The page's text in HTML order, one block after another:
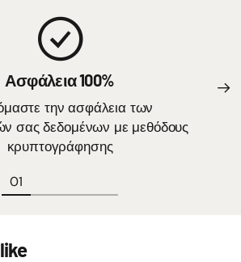
Ασφάλεια 100%
την ασφάλεια των
σας δεδομένων με μεθόδους
κρυπτογράφησης